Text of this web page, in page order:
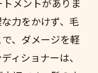
メントがありま
力をかけず、毛
、ダメージを軽
ィショナーは、